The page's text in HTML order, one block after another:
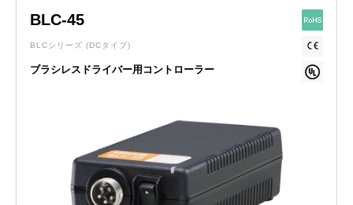
BLC-45
BLCシリーズ (DCタイプ)
ブラシレスドライバー用コントローラー